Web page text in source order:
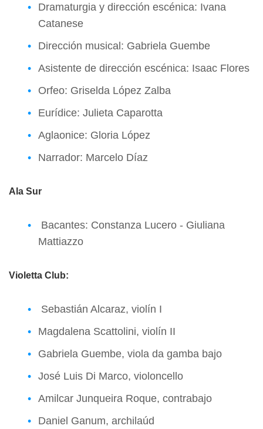
Dramaturgia y dirección escénica: Ivana
Catanese
Dirección musical: Gabriela Guembe
Asistente de dirección escénica: Isaac Flores
Orfeo: Griselda López Zalba
Eurídice: Julieta Caparotta
Aglaonice: Gloria López
Narrador: Marcelo Díaz
Ala Sur
Bacantes: Constanza Lucero - Giuliana
Mattiazzo
Violetta Club:
Sebastián Alcaraz, violín I
Magdalena Scattolini, violín II
Gabriela Guembe, viola da gamba bajo
José Luis Di Marco, violoncello
Amilcar Junqueira Roque, contrabajo
Daniel Ganum, archilaúd